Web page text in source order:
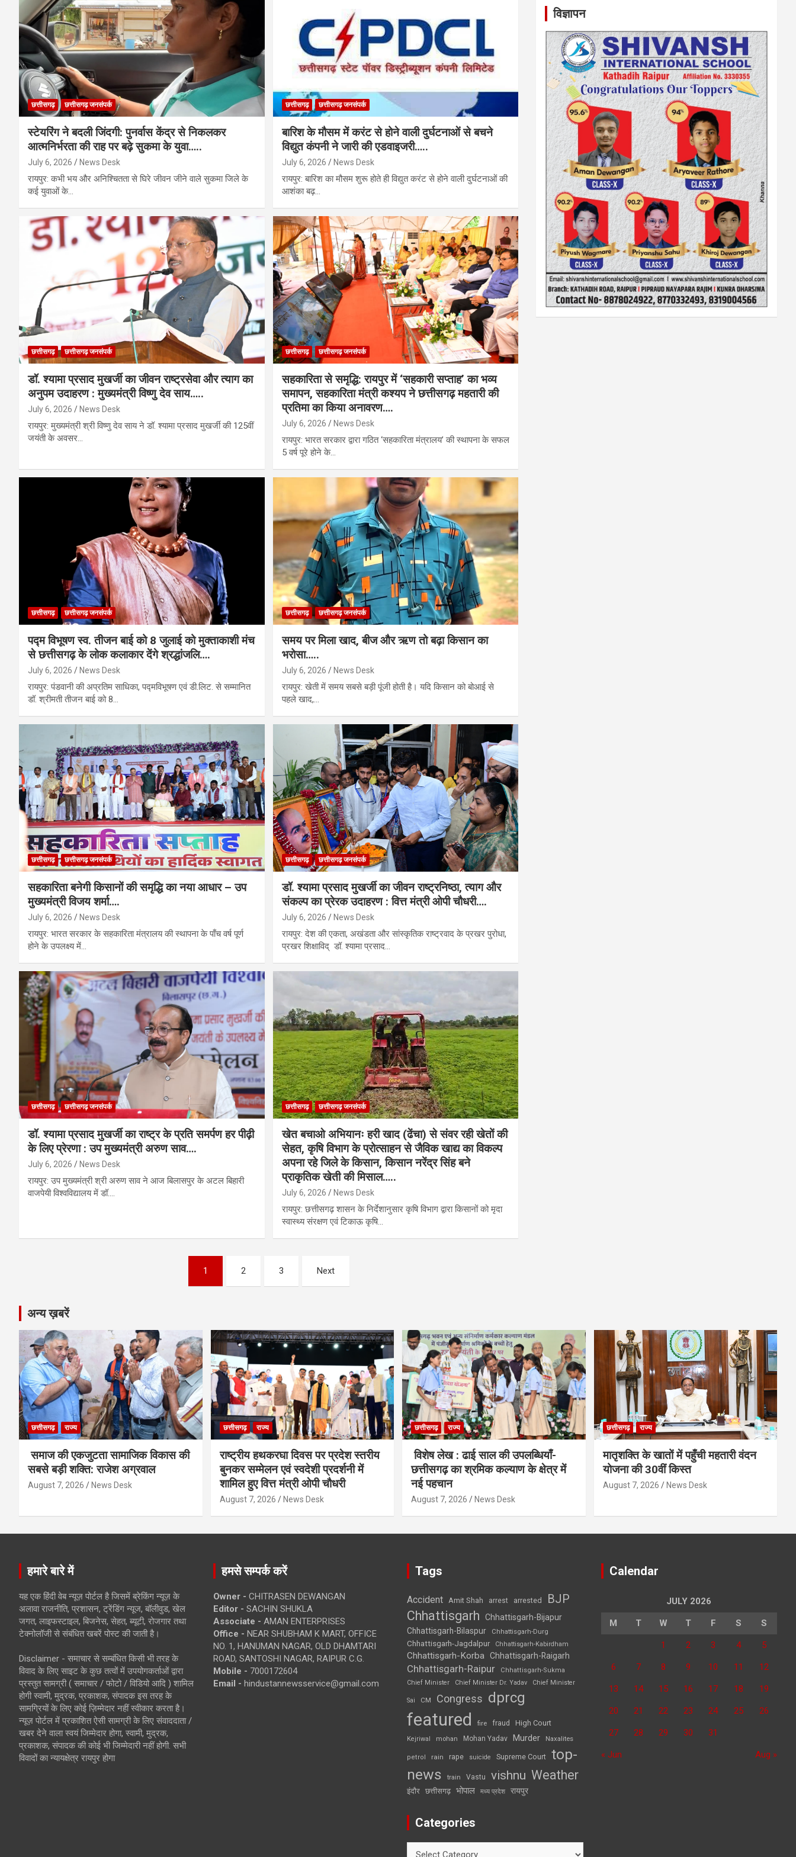
छत्तीसगढ़ छत्तीसगढ़ जनसंपर्क
स्टेयरिंग ने बदली जिंदगी: पुनर्वास केंद्र से निकलकर
आत्मनिर्भरता की राह पर बढ़े सुकमा के युवा…..
July 6, 2026 News Desk
रायपुर: कभी भय और अनिश्चितता से घिरे जीवन जीने वाले सुकमा जिले के
कई युवाओं के…
छत्तीसगढ़ छत्तीसगढ़ जनसंपर्क
बारिश के मौसम में करंट से होने वाली दुर्घटनाओं से बचने
विद्युत कंपनी ने जारी की एडवाइजरी…..
July 6, 2026 News Desk
रायपुर: बारिश का मौसम शुरू होते ही विद्युत करंट से होने वाली दुर्घटनाओं की
आशंका बढ़…
छत्तीसगढ़ छत्तीसगढ़ जनसंपर्क
डॉ. श्यामा प्रसाद मुखर्जी का जीवन राष्ट्रसेवा और त्याग का
अनुपम उदाहरण : मुख्यमंत्री विष्णु देव साय…..
July 6, 2026 News Desk
रायपुर: मुख्यमंत्री श्री विष्णु देव साय ने डॉ. श्यामा प्रसाद मुखर्जी की 125वीं
जयंती के अवसर…
छत्तीसगढ़ छत्तीसगढ़ जनसंपर्क
​सहकारिता से समृद्धि: रायपुर में ‘सहकारी सप्ताह’ का भव्य
समापन, सहकारिता मंत्री कश्यप ने छत्तीसगढ़ महतारी की
प्रतिमा का किया अनावरण….
July 6, 2026 News Desk
रायपुर: भारत सरकार द्वारा गठित ‘सहकारिता मंत्रालय’ की स्थापना के सफल
5 वर्ष पूरे होने के…
छत्तीसगढ़ छत्तीसगढ़ जनसंपर्क
पद्म विभूषण स्व. तीजन बाई को 8 जुलाई को मुक्ताकाशी मंच
से छत्तीसगढ़ के लोक कलाकार देंगे श्रद्धांजलि….
July 6, 2026 News Desk
रायपुर: पंडवानी की अप्रतिम साधिका, पद्मविभूषण एवं डी.लिट. से सम्मानित
डॉ. श्रीमती तीजन बाई को 8…
छत्तीसगढ़ छत्तीसगढ़ जनसंपर्क
समय पर मिला खाद, बीज और ऋण तो बढ़ा किसान का
भरोसा…..
July 6, 2026 News Desk
रायपुर: खेती में समय सबसे बड़ी पूंजी होती है। यदि किसान को बोआई से
पहले खाद,…
छत्तीसगढ़ छत्तीसगढ़ जनसंपर्क
सहकारिता बनेगी किसानों की समृद्धि का नया आधार – उप
मुख्यमंत्री विजय शर्मा….
July 6, 2026 News Desk
रायपुर: भारत सरकार के सहकारिता मंत्रालय की स्थापना के पाँच वर्ष पूर्ण
होने के उपलक्ष्य में…
छत्तीसगढ़ छत्तीसगढ़ जनसंपर्क
डॉ. श्यामा प्रसाद मुखर्जी का जीवन राष्ट्रनिष्ठा, त्याग और
संकल्प का प्रेरक उदाहरण : वित्त मंत्री ओपी चौधरी….
July 6, 2026 News Desk
रायपुर: देश की एकता, अखंडता और सांस्कृतिक राष्ट्रवाद के प्रखर पुरोधा,
प्रखर शिक्षाविद् डॉ. श्यामा प्रसाद…
छत्तीसगढ़ छत्तीसगढ़ जनसंपर्क
डॉ. श्यामा प्रसाद मुखर्जी का राष्ट्र के प्रति समर्पण हर पीढ़ी
के लिए प्रेरणा : उप मुख्यमंत्री अरुण साव….
July 6, 2026 News Desk
रायपुर: उप मुख्यमंत्री श्री अरुण साव ने आज बिलासपुर के अटल बिहारी
वाजपेयी विश्वविद्यालय में डॉ.…
छत्तीसगढ़ छत्तीसगढ़ जनसंपर्क
खेत बचाओ अभियानः हरी खाद (ढेंचा) से संवर रही खेतों की
सेहत, कृषि विभाग के प्रोत्साहन से जैविक खाद्य का विकल्प
अपना रहे जिले के किसान, किसान नरेंद्र सिंह बने
प्राकृतिक खेती की मिसाल…..
July 6, 2026 News Desk
रायपुर: छत्तीसगढ़ शासन के निर्देशानुसार कृषि विभाग द्वारा किसानों को मृदा
स्वास्थ्य संरक्षण एवं टिकाऊ कृषि…
1 2 3 Next
विज्ञापन
अन्य ख़बरें
छत्तीसगढ़ राज्य
समाज की एकजुटता सामाजिक विकास की
सबसे बड़ी शक्ति: राजेश अग्रवाल
August 7, 2026 News Desk
छत्तीसगढ़ राज्य
राष्ट्रीय हथकरघा दिवस पर प्रदेश स्तरीय
बुनकर सम्मेलन एवं स्वदेशी प्रदर्शनी में
शामिल हुए वित्त मंत्री ओपी चौधरी
August 7, 2026 News Desk
छत्तीसगढ़ राज्य
विशेष लेख : ढाई साल की उपलब्धियाँ-
छत्तीसगढ़ का श्रमिक कल्याण के क्षेत्र में
नई पहचान
August 7, 2026 News Desk
छत्तीसगढ़ राज्य
मातृशक्ति के खातों में पहुँची महतारी वंदन
योजना की 30वीं किस्त
August 7, 2026 News Desk
हमारे बारे में
यह एक हिंदी वेब न्यूज़ पोर्टल है जिसमें ब्रेकिंग न्यूज़ के
अलावा राजनीति, प्रशासन, ट्रेंडिंग न्यूज, बॉलीवुड, खेल
जगत, लाइफस्टाइल, बिजनेस, सेहत, ब्यूटी, रोजगार तथा
टेक्नोलॉजी से संबंधित खबरें पोस्ट की जाती है।
Disclaimer - समाचार से सम्बंधित किसी भी तरह के
विवाद के लिए साइट के कुछ तत्वों में उपयोगकर्ताओं द्वारा
प्रस्तुत सामग्री ( समाचार / फोटो / विडियो आदि ) शामिल
होगी स्वामी, मुद्रक, प्रकाशक, संपादक इस तरह के
सामग्रियों के लिए कोई ज़िम्मेदार नहीं स्वीकार करता है।
न्यूज़ पोर्टल में प्रकाशित ऐसी सामग्री के लिए संवाददाता /
खबर देने वाला स्वयं जिम्मेदार होगा, स्वामी, मुद्रक,
प्रकाशक, संपादक की कोई भी जिम्मेदारी नहीं होगी. सभी
विवादों का न्यायक्षेत्र रायपुर होगा
हमसे सम्पर्क करें
Owner - CHITRASEN DEWANGAN
Editor - SACHIN SHUKLA
Associate - AMAN ENTERPRISES
Office - NEAR SHUBHAM K MART, OFFICE
NO. 1, HANUMAN NAGAR, OLD DHAMTARI
ROAD, SANTOSHI NAGAR, RAIPUR C.G.
Mobile - 7000172604
Email - hindustannewsservice@gmail.com
Tags
Accident Amit Shah arrest arrested BJP
Chhattisgarh
Chhattisgarh-Bijapur
Chhattisgarh-Bilaspur
Chhattisgarh-Durg
Chhattisgarh-Jagdalpur Chhattisgarh-Kabirdham
Chhattisgarh-Korba Chhattisgarh-Raigarh
Chhattisgarh-Raipur
Chhattisgarh-Sukma
Chief Minister
Chief Minister Dr. Yadav Chief Minister
Sai CM Congress dprcg
featured fire fraud High Court
Kejriwal mohan Mohan Yadav Murder Naxalites
petrol rain rape suicide Supreme Court top-
news
train Vastu vishnu Weather
इंदौर छत्तीसगढ़ भोपाल मध्य प्रदेश रायपुर
Categories
Calendar
JULY 2026
M T W T F S S
1 2 3 4 5
6 7 8 9 10 11 12
13 14 15 16 17 18 19
20 21 22 23 24 25 26
27 28 29 30 31
« Jun Aug »